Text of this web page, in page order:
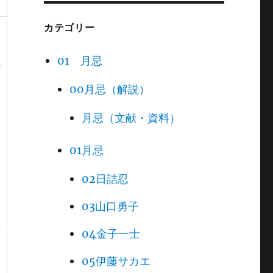
カテゴリー
01 月忌
00月忌（解説）
月忌（文献・資料）
01月忌
02日詰忍
03山口勇子
04金子一士
05伊藤サカエ